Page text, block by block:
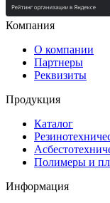
Компания
О компании
Партнеры
Реквизиты
Продукция
Каталог
Полимеры и
Информация